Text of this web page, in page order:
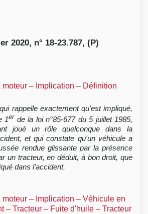
2020, n° 18-23.787, (P)
– Implication – Définition
rappelle exactement qu'est impliqué,
1er de la loi n°85-677 du 5 juillet 1985,
joué un rôle quelconque dans la
et qui constate qu'un véhicule a
rendue glissante par la présence
un tracteur, en déduit, à bon droit, que
dans l'accident.
– Implication – Véhicule en
– Tracteur – Fuite d'huile – Tracteur